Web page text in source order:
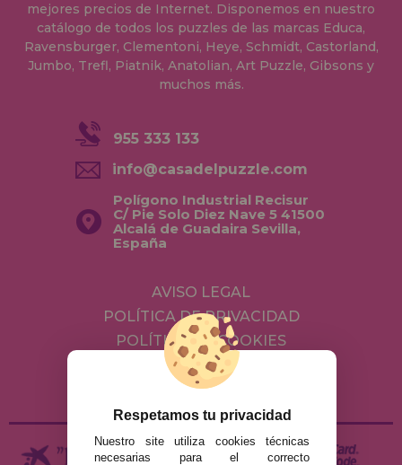
mejores precios de Internet. Disponemos en nuestro
catálogo de todos los puzzles de las marcas Educa,
Ravensburger, Clementoni, Heye, Schmidt, Castorland,
Jumbo, Trefl, Piatnik, Anatolian, Art Puzzle, Gibsons y
muchos más.
955 333 133
info@casadelpuzzle.com
Polígono Industrial Recisur
C/ Pie Solo Diez Nave 5 41500
Alcalá de Guadaira Sevilla,
España
AVISO LEGAL
POLÍTICA DE PRIVACIDAD
POLÍTICA DE COOKIES
ENVÍOS Y DEVOLUCIONES
DEVOLUCIONES / DESISTIMIENTO
Respetamos tu privacidad
Nuestro site utiliza cookies técnicas
necesarias para el correcto